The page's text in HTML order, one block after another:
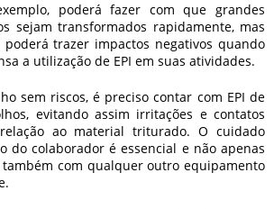
poderá fazer com que grandes
sejam transformados rapidamente, mas
poderá trazer impactos negativos quando
a utilização de EPI em suas atividades.
sem riscos, é preciso contar com EPI de
evitando assim irritações e contatos
ao material triturado. O cuidado
do colaborador é essencial e não apenas
com qualquer outro equipamento